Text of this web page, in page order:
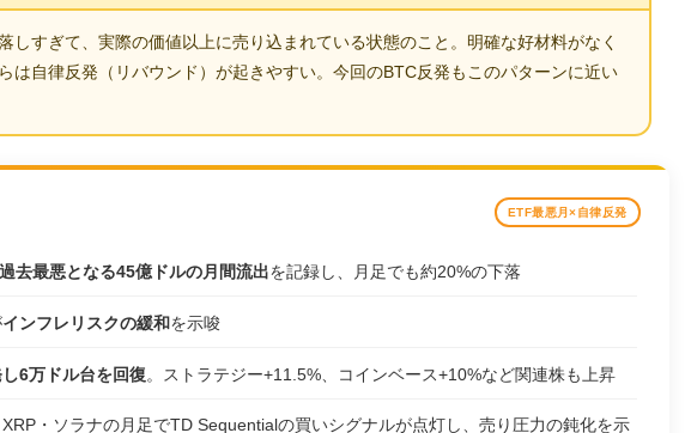
しすぎて、実際の価値以上に売り込まれている状態のこと。明確な好材料がなく
は自律反発（リバウンド）が起きやすい。今回のBTC反発もこのパターンに近い
ETF最悪月×自律反発
過去最悪となる45億ドルの月間流出を記録し、月足でも約20%の下落
インフレリスクの緩和を示唆
6万ドル台を回復。ストラテジー+11.5%、コインベース+10%など関連株も上昇
・ソラナの月足でTD Sequentialの買いシグナルが点灯し、売り圧力の鈍化を示